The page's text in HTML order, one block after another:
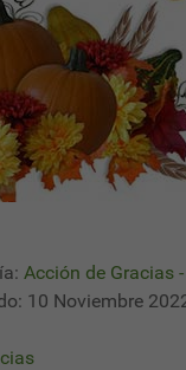
Acción de Gracias
10 Noviembre